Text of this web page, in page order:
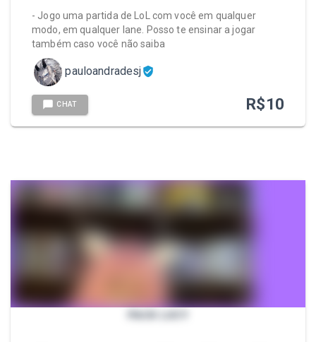
- Jogo uma partida de LoL com você em qualquer
modo, em qualquer lane. Posso te ensinar a jogar
também caso você não saiba
pauloandradesj
CHAT R$10